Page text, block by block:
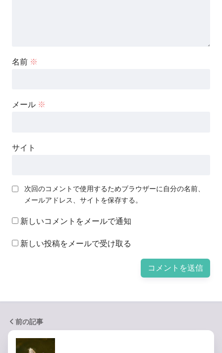
名前 ※
メール ※
サイト
次回のコメントで使用するためブラウザーに自分の名前、
メールアドレス、サイトを保存する。
新しいコメントをメールで通知
新しい投稿をメールで受け取る
前の記事